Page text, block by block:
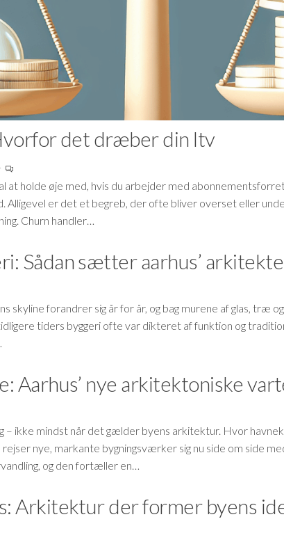
det dræber din ltv
at holde øje med, hvis du arbejder med
Alligevel er det et begreb, der ofte bliver overset eller
Churn handler…
Sådan sætter aarhus’
skyline forandrer sig år for år, og bag murene af glas, træ
tiders byggeri ofte var dikteret af funktion og
Aarhus’ nye arkitektoniske
– ikke mindst når det gælder byens arkitektur. Hvor
nye, markante bygningsværker sig nu side om side
og den fortæller en…
Arkitektur der former byens